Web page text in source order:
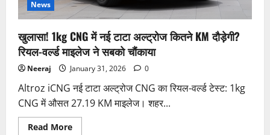
600
KM
की
रेंज
News
खुलासा! 1kg CNG में नई टाटा अल्ट्रोज कितने KM दौड़ेगी?
रियल-वर्ल्ड माइलेज ने सबको चौंकाया
Neeraj January 31, 2026 0
Altroz iCNG नई टाटा अल्ट्रोज CNG का रियल-वर्ल्ड टेस्ट: 1kg
CNG में औसत 27.19 KM माइलेज। शहर...
Read MoreRead